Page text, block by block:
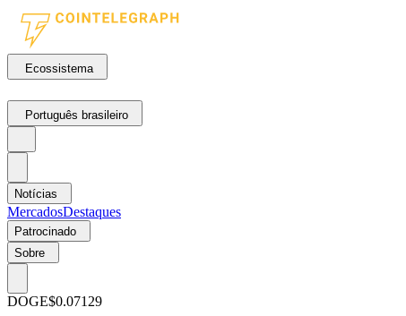
Ecossistema
Português brasileiro
Notícias
MercadosDestaques
Patrocinado
Sobre
DOGE$0.07129